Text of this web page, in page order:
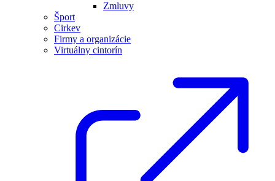
Zmluvy
Šport
Cirkev
Firmy a organizácie
Virtuálny cintorín